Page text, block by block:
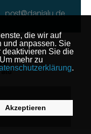
post@danialu.de